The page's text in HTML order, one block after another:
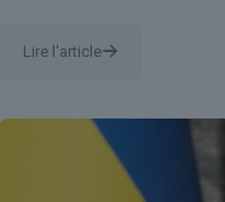
Lire l'article